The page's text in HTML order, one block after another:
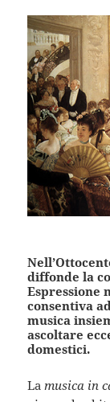
diffonde la
Espressione
consentiva
musica
ascoltare
domestici.
La musica in